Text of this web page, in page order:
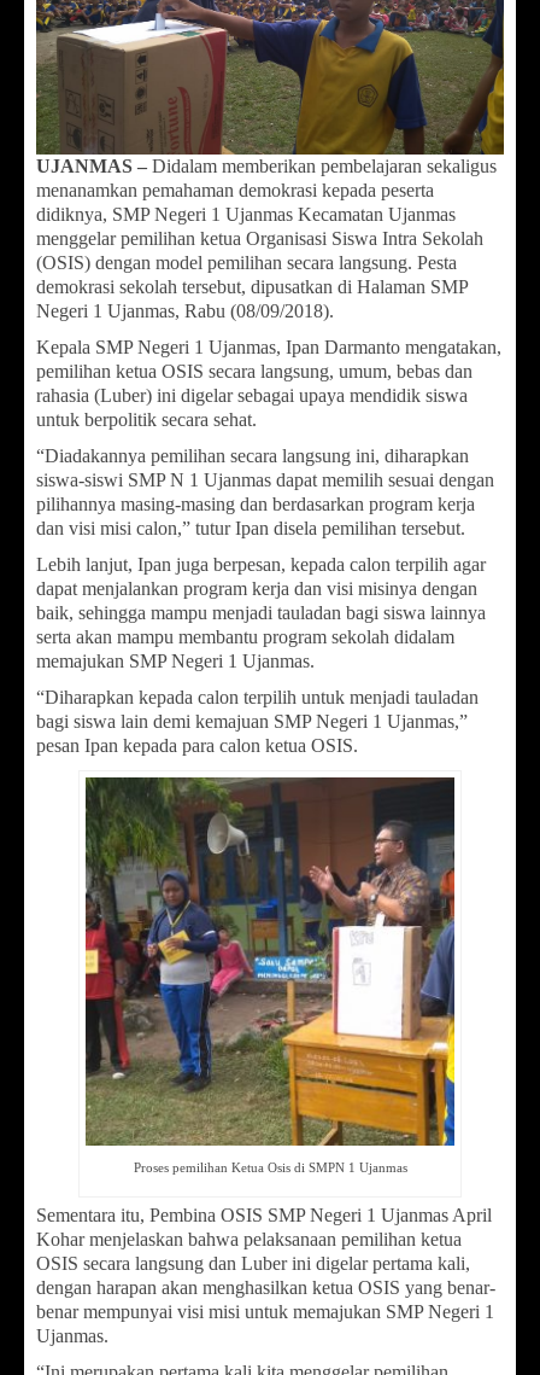
UJANMAS – Didalam memberikan pembelajaran sekaligus
menanamkan pemahaman demokrasi kepada peserta
didiknya, SMP Negeri 1 Ujanmas Kecamatan Ujanmas
menggelar pemilihan ketua Organisasi Siswa Intra Sekolah
(OSIS) dengan model pemilihan secara langsung. Pesta
demokrasi sekolah tersebut, dipusatkan di Halaman SMP
Negeri 1 Ujanmas, Rabu (08/09/2018).
Kepala SMP Negeri 1 Ujanmas, Ipan Darmanto mengatakan,
pemilihan ketua OSIS secara langsung, umum, bebas dan
rahasia (Luber) ini digelar sebagai upaya mendidik siswa
untuk berpolitik secara sehat.
“Diadakannya pemilihan secara langsung ini, diharapkan
siswa-siswi SMP N 1 Ujanmas dapat memilih sesuai dengan
pilihannya masing-masing dan berdasarkan program kerja
dan visi misi calon,” tutur Ipan disela pemilihan tersebut.
Lebih lanjut, Ipan juga berpesan, kepada calon terpilih agar
dapat menjalankan program kerja dan visi misinya dengan
baik, sehingga mampu menjadi tauladan bagi siswa lainnya
serta akan mampu membantu program sekolah didalam
memajukan SMP Negeri 1 Ujanmas.
“Diharapkan kepada calon terpilih untuk menjadi tauladan
bagi siswa lain demi kemajuan SMP Negeri 1 Ujanmas,”
pesan Ipan kepada para calon ketua OSIS.
Proses pemilihan Ketua Osis di SMPN 1 Ujanmas
Sementara itu, Pembina OSIS SMP Negeri 1 Ujanmas April
Kohar menjelaskan bahwa pelaksanaan pemilihan ketua
OSIS secara langsung dan Luber ini digelar pertama kali,
dengan harapan akan menghasilkan ketua OSIS yang benar-
benar mempunyai visi misi untuk memajukan SMP Negeri 1
Ujanmas.